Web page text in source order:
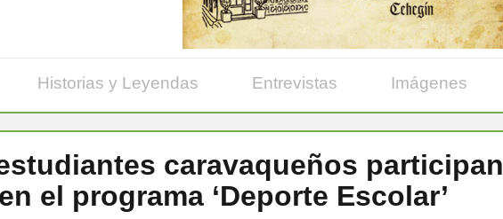
Historias y Leyendas Entrevistas Imágenes
caravaqueños participan
el programa ‘Deporte Escolar’